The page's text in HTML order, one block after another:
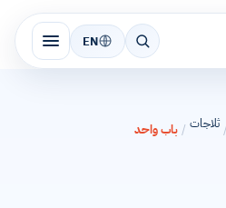
EN
/ ثلاجات / باب واحد